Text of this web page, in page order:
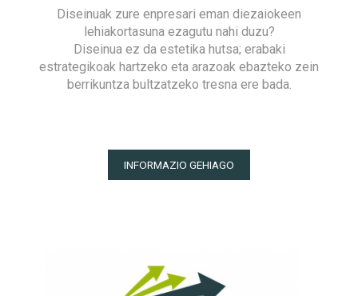
Diseinuak zure enpresari eman diezaiokeen
lehiakortasuna ezagutu nahi duzu?
Diseinua ez da estetika hutsa; erabaki
estrategikoak hartzeko eta arazoak ebazteko zein
berrikuntza bultzatzeko tresna ere bada.
INFORMAZIO GEHIAGO